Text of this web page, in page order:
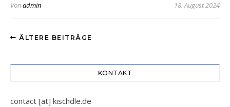
Vonadmin 18. August 2024
ÄLTERE BEITRÄGE
KONTAKT
contact [at] kischdle.de